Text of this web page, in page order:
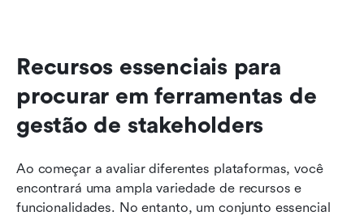
Recursos essenciais para
procurar em ferramentas de
gestão de stakeholders
Ao começar a avaliar diferentes plataformas, você
encontrará uma ampla variedade de recursos e
funcionalidades. No entanto, um conjunto essencial